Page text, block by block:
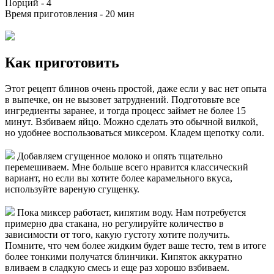
Порций - 4
Время приготовления - 20 мин
Как приготовить
Этот рецепт блинов очень простой, даже если у вас нет опыта
в выпечке, он не вызовет затруднений. Подготовьте все
ингредиенты заранее, и тогда процесс займет не более 15
минут. Взбиваем яйцо. Можно сделать это обычной вилкой,
но удобнее воспользоваться миксером. Кладем щепотку соли.
Добавляем сгущенное молоко и опять тщательно
перемешиваем. Мне больше всего нравится классический
вариант, но если вы хотите более карамельного вкуса,
используйте вареную сгущенку.
Пока миксер работает, кипятим воду. Нам потребуется
примерно два стакана, но регулируйте количество в
зависимости от того, какую густоту хотите получить.
Помните, что чем более жидким будет ваше тесто, тем в итоге
более тонкими получатся блинчики. Кипяток аккуратно
вливаем в сладкую смесь и еще раз хорошо взбиваем.